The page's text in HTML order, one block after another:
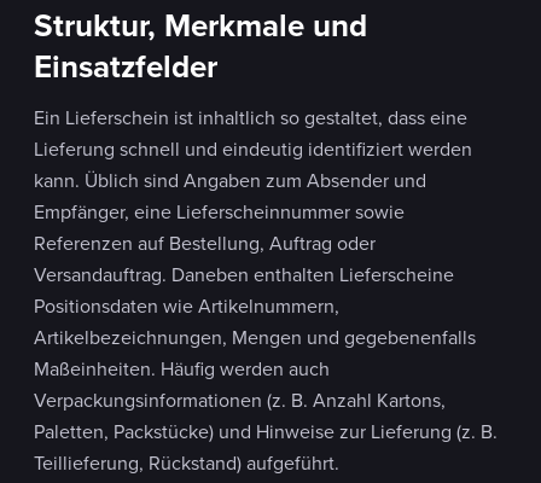
Struktur, Merkmale und
Einsatzfelder
Ein Lieferschein ist inhaltlich so gestaltet, dass eine
Lieferung schnell und eindeutig identifiziert werden
kann. Üblich sind Angaben zum Absender und
Empfänger, eine Lieferscheinnummer sowie
Referenzen auf Bestellung, Auftrag oder
Versandauftrag. Daneben enthalten Lieferscheine
Positionsdaten wie Artikelnummern,
Artikelbezeichnungen, Mengen und gegebenenfalls
Maßeinheiten. Häufig werden auch
Verpackungsinformationen (z. B. Anzahl Kartons,
Paletten, Packstücke) und Hinweise zur Lieferung (z. B.
Teillieferung, Rückstand) aufgeführt.